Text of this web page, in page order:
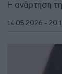
Η ανάρτηση
14.05.2026 -